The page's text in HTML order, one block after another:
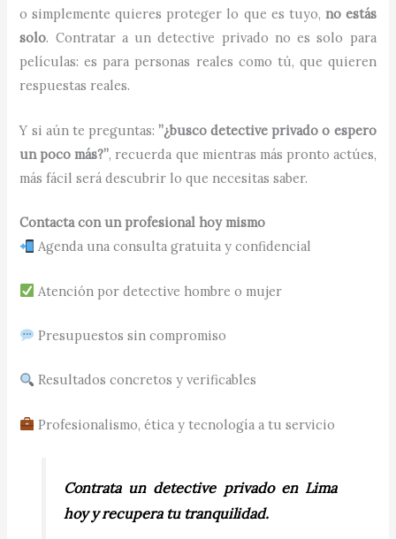
o simplemente quieres proteger lo que es tuyo, no estás
solo. Contratar a un detective privado no es solo para
películas: es para personas reales como tú, que quieren
respuestas reales.
Y si aún te preguntas:”¿busco detective privado o espero
un poco más?”, recuerda que mientras más pronto actúes,
más fácil será descubrir lo que necesitas saber.
Contacta con un profesional hoy mismo
Agenda una consulta gratuita y confidencial
Atención por detective hombre o mujer
Presupuestos sin compromiso
Resultados concretos y verificables
Profesionalismo, ética y tecnología a tu servicio
Contrata un detective privado en Lima
hoy y recupera tu tranquilidad.